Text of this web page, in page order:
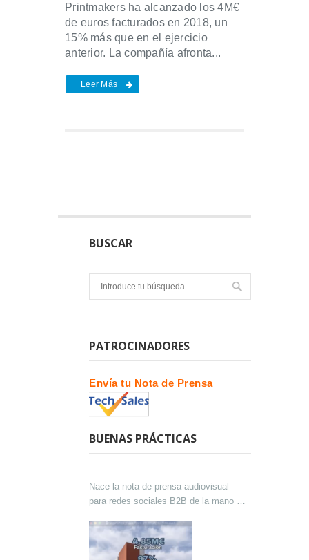
Printmakers ha alcanzado los 4M€
de euros facturados en 2018, un
15% más que en el ejercicio
anterior. La compañía afronta...
Leer Más
BUSCAR
PATROCINADORES
Envía tu Nota de Prensa
BUENAS PRÁCTICAS
Nace la nota de prensa audiovisual
para redes sociales B2B de la mano de